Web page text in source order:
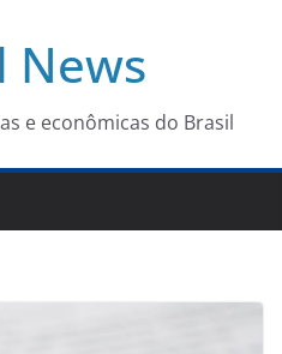
News
e econômicas do Brasil